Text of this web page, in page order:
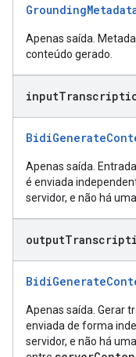
Apenas saída.
conteúdo gerado.
input
Apenas saída.
é enviada
servidor, e não há
output
Apenas saída. Gerar
enviada de forma
servidor, e não há